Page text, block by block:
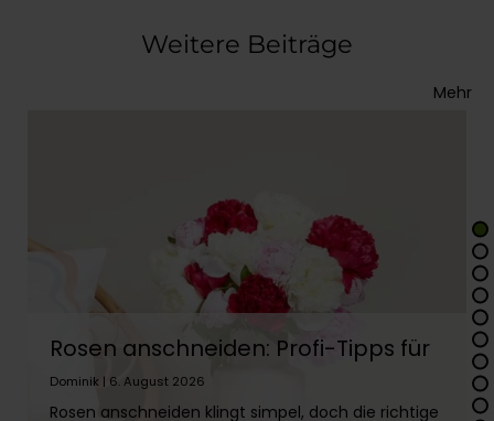
Weitere Beiträge
Mehr
Rosen anschneiden: Profi-Tipps für
lange Frische
Dominik | 6. August 2026
Rosen anschneiden klingt simpel, doch die richtige